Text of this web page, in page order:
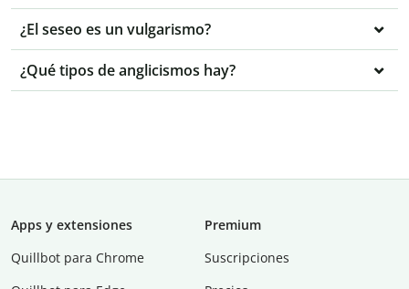
¿El seseo es un vulgarismo?
¿Qué tipos de anglicismos hay?
Apps y extensiones
Quillbot para Chrome
Premium
Suscripciones